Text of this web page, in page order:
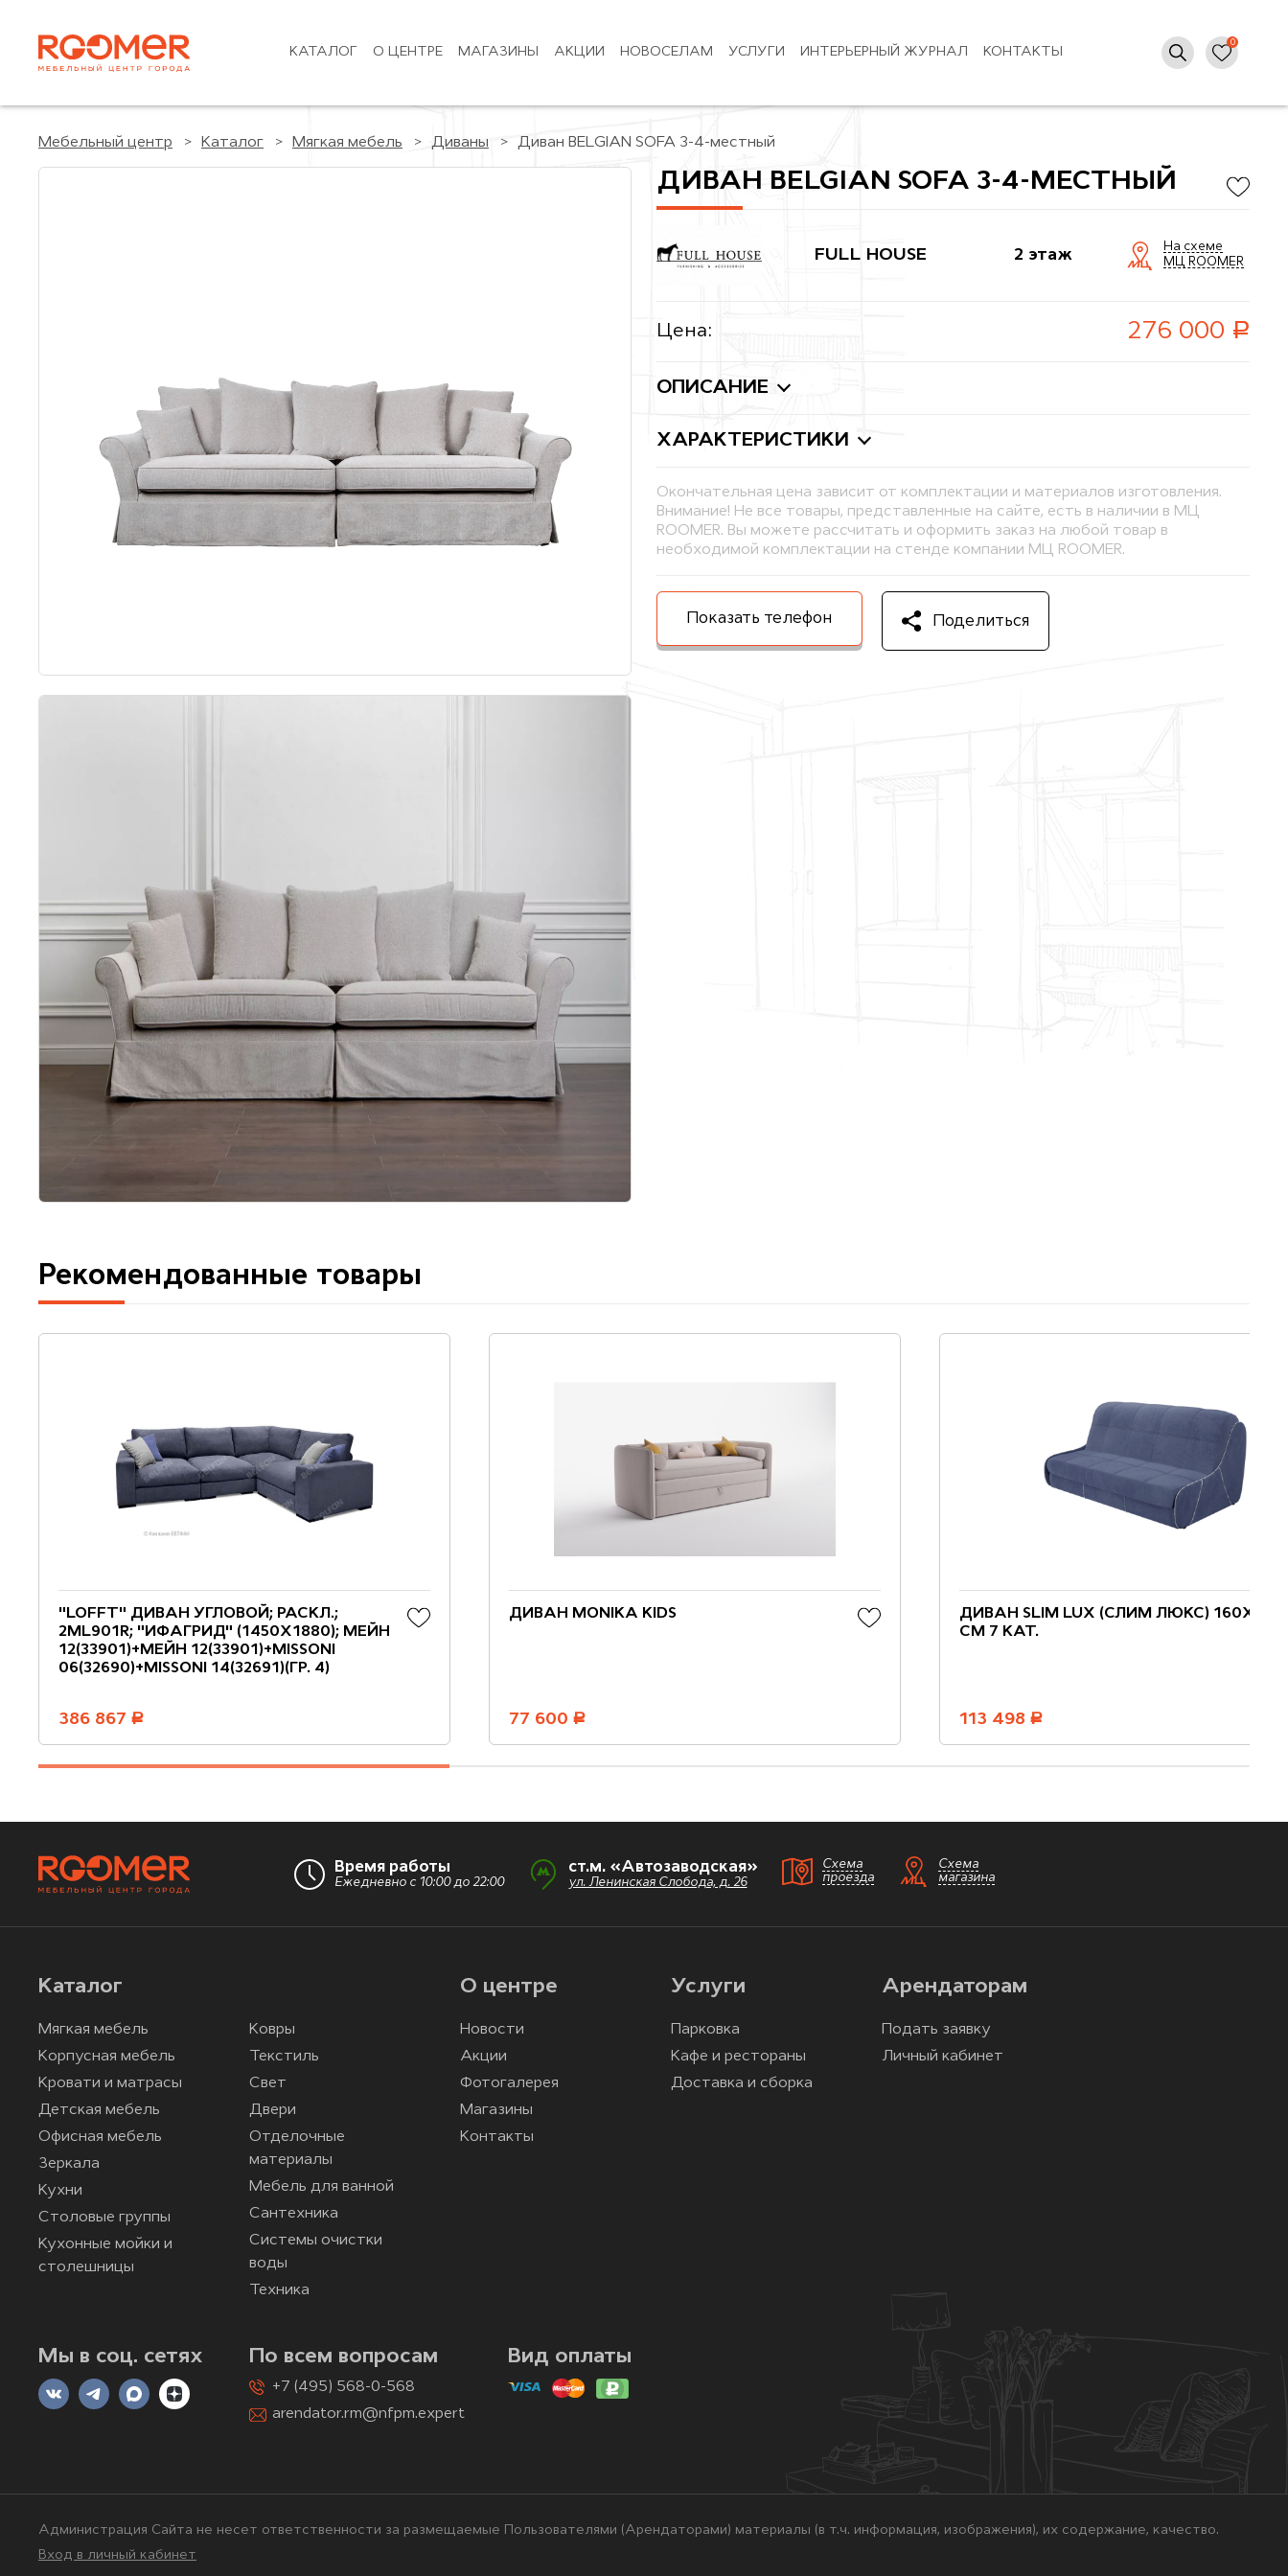
КАТАЛОГ О ЦЕНТРЕ МАГАЗИНЫ АКЦИИ НОВОСЕЛАМ УСЛУГИ ИНТЕРЬЕРНЫЙ ЖУРНАЛ КОНТАКТЫ
Мебельный центр Каталог Мягкая мебель Диваны Диван BELGIAN SOFA 3-4-местный
ДИВАН BELGIAN SOFA 3-4-МЕСТНЫЙ
FULL HOUSE 2 этаж
На схеме
МЦ ROOMER
Цена: 276 000 руб.
ОПИСАНИЕ
ХАРАКТЕРИСТИКИ
Окончательная цена зависит от комплектации и материалов изготовления.
Внимание! Не все товары, представленные на сайте, есть в наличии в МЦ
ROOMER. Вы можете рассчитать и оформить заказ на любой товар в
необходимой комплектации на стенде компании МЦ ROOMER.
Показать телефон Поделиться
Рекомендованные товары
"LOFFT" ДИВАН УГЛОВОЙ; РАСКЛ.;
2ML901R; "ИФАГРИД" (1450Х1880); МЕЙН
12(33901)+МЕЙН 12(33901)+MISSONI
06(32690)+MISSONI 14(32691)(ГР. 4)
386 867 руб.
ДИВАН MONIKA KIDS
77 600 руб.
ДИВАН SLIM LUX (СЛИМ ЛЮКС) 160Х200
СМ 7 КАТ.
113 498 руб.
Время работы
Ежедневно с 10:00 до 22:00
ст.м. «Автозаводская»
ул. Ленинская Слобода, д. 26
Схема
проезда
Схема
магазина
Каталог
Мягкая мебель
Корпусная мебель
Кровати и матрасы
Детская мебель
Офисная мебель
Зеркала
Кухни
Столовые группы
Кухонные мойки и
столешницы
Ковры
Текстиль
Свет
Двери
Отделочные
материалы
Мебель для ванной
Сантехника
Системы очистки
воды
Техника
О центре
Новости
Акции
Фотогалерея
Магазины
Контакты
Услуги
Парковка
Кафе и рестораны
Доставка и сборка
Арендаторам
Подать заявку
Личный кабинет
Мы в соц. сетях По всем вопросам
+7 (495) 568-0-568
arendator.rm@nfpm.expert
Вид оплаты
Администрация Сайта не несет ответственности за размещаемые Пользователями (Арендаторами) материалы (в т.ч. информация, изображения), их содержание, качество.
Вход в личный кабинет